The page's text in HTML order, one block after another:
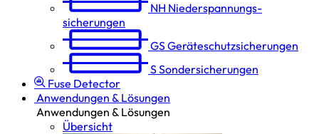
NH Niederspannungs­
sicherungen
GSGeräteschutz­sicherungen
SSondersicherungen
Fuse Detector
Anwendungen & Lösungen
Anwendungen & Lösungen
Übersicht